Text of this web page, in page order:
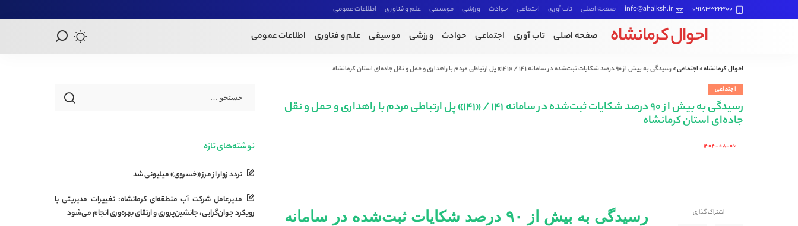
09183322300
info@ahalksh.ir صفحه اصلی تاب آوری اجتماعی حوادث ورزشی موسیقی علم و فناوری اطلاعات عمومی
احوال کرمانشاه صفحه اصلی تاب آوری اجتماعی حوادث ورزشی موسیقی علم و فناوری اطلاعات عمومی
احوال کرمانشاه>اجتماعی>رسیدگی به بیش از ۹۰ درصد شکایات ثبت‌شده در سامانه ۱۴۱ / «۱۴۱» پل ارتباطی مردم با راهداری و حمل و نقل جاده‌ای استان کرمانشاه
اجتماعی
رسیدگی به بیش از ۹۰ درصد شکایات ثبت‌شده در سامانه ۱۴۱ / «۱۴۱» پل ارتباطی مردم با راهداری و حمل و نقل
جاده‌ای استان کرمانشاه
Posted
۱۴۰۴-۰۸-۰۶
اشتراک گذاری
رسیدگی به بیش از ۹۰ درصد شکایات ثبت‌شده در سامانه
نوشته‌های تازه
تردد زوار از مرز «خسروی» میلیونی شد
مدیرعامل شرکت آب منطقه‌ای کرمانشاه: تغییرات مدیریتی با
رویکرد جوان‌گرایی، جانشین‌پروری و ارتقای بهره‌وری انجام می‌شود